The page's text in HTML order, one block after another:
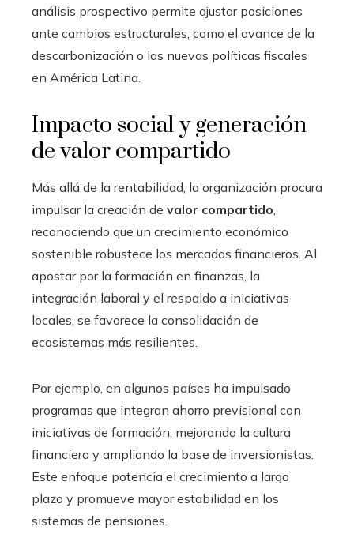
análisis prospectivo permite ajustar posiciones
ante cambios estructurales, como el avance de la
descarbonización o las nuevas políticas fiscales
en América Latina.
Impacto social y generación
de valor compartido
Más allá de la rentabilidad, la organización procura
impulsar la creación de valor compartido
reconociendo que un crecimiento económico
sostenible robustece los mercados financieros. Al
apostar por la formación en finanzas, la
integración laboral y el respaldo a iniciativas
locales, se favorece la consolidación de
ecosistemas más resilientes.
Por ejemplo, en algunos países ha impulsado
programas que integran ahorro previsional con
iniciativas de formación, mejorando la cultura
financiera y ampliando la base de inversionistas.
Este enfoque potencia el crecimiento a largo
plazo y promueve mayor estabilidad en los
sistemas de pensiones.